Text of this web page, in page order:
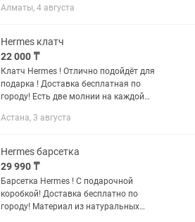
от Hugging Face. Голова на 6 осях,
динамики....
Алматы, 4 августа
Hermes клатч
22 000 ₸
Клатч Hermes ! Отлично подойдёт для
подарка ! Доставка бесплатная по
городу! Есть две молнии на каждой
напишите на !
Астана, 3 августа
Hermes барсетка
29 990 ₸
Барсетка Hermes ! С подарочной
коробкой! Доставка бесплатно по
городу! Материал из натуральных